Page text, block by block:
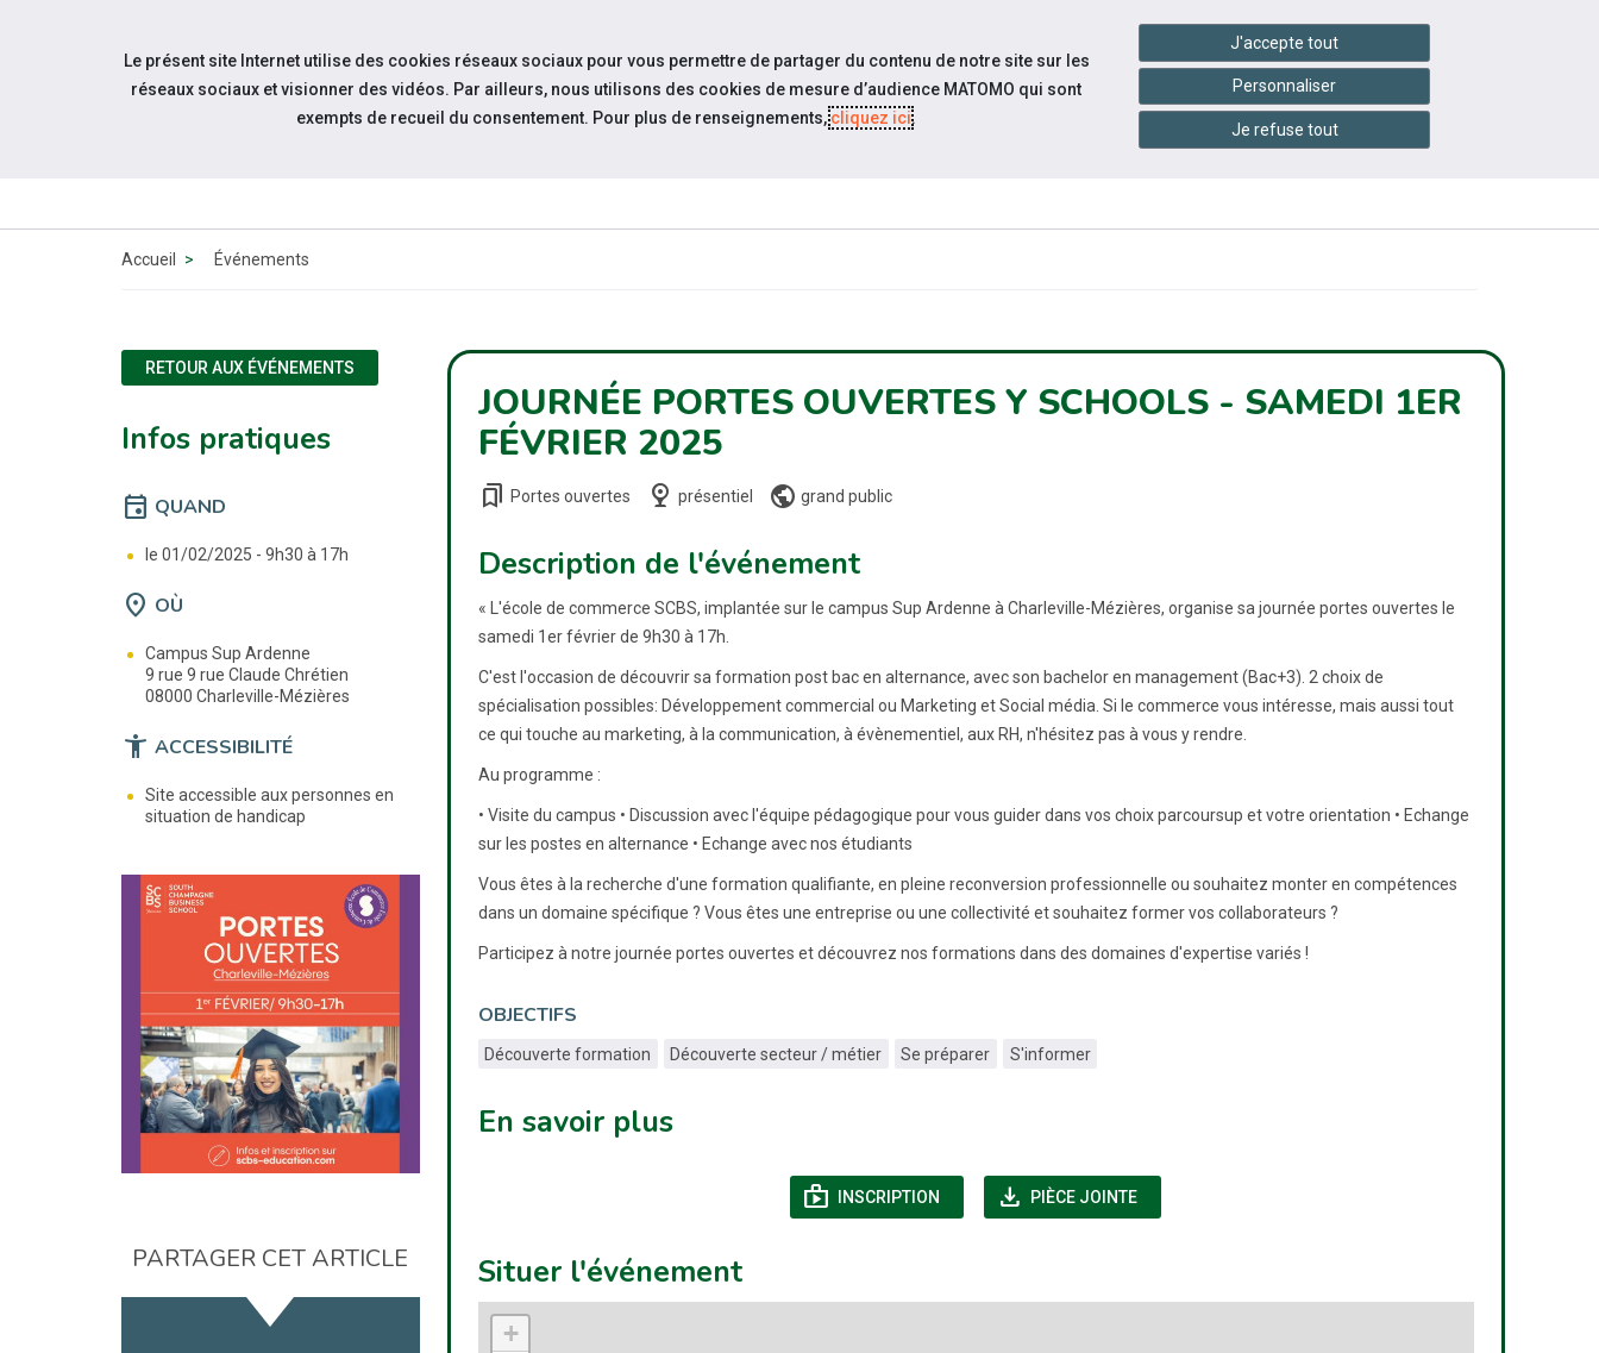
Aller au contenu
Accessibilité handshake Services en ligne
QUI
ESPACE
PRATIQUES
CONTACTEZ-
NOUS
FLASH
Accueil Événements
JOURNÉE PORTES OUVERTES Y SCHOOLS - SAMEDI 1ER
FÉVRIER 2025
bookmarks Portes ouvertes nest_cam_indoor présentiel public grand public
Description de l'événement
« L'école de commerce SCBS, implantée sur le campus Sup Ardenne à Charleville-Mézières, organise sa journée portes ouvertes le
samedi 1er février de 9h30 à 17h.
C'est l'occasion de découvrir sa formation post bac en alternance, avec son bachelor en management (Bac+3). 2 choix de
spécialisation possibles: Développement commercial ou Marketing et Social média. Si le commerce vous intéresse, mais aussi tout
ce qui touche au marketing, à la communication, à évènementiel, aux RH, n'hésitez pas à vous y rendre.
Au programme :
• Visite du campus • Discussion avec l'équipe pédagogique pour vous guider dans vos choix parcoursup et votre orientation • Echange
sur les postes en alternance • Echange avec nos étudiants
Vous êtes à la recherche d'une formation qualifiante, en pleine reconversion professionnelle ou souhaitez monter en compétences
dans un domaine spécifique ? Vous êtes une entreprise ou une collectivité et souhaitez former vos collaborateurs ?
Participez à notre journée portes ouvertes et découvrez nos formations dans des domaines d'expertise variés !
OBJECTIFS
Découverte formation Découverte secteur / métier Se préparer S'informer
En savoir plus
shop INSCRIPTION(NOUVELLE FENÊTRE)
download PIÈCE JOINTE(NOUVELLE FENÊTRE)
Situer l'événement
+
RETOUR AUX ÉVÉNEMENTS
Infos pratiques
event QUAND
le 01/02/2025 - 9h30 à 17h
location_on OÙ
Campus Sup Ardenne
9 rue 9 rue Claude Chrétien
08000 Charleville-Mézières
accessibility_new ACCESSIBILITÉ
Site accessible aux personnes en
situation de handicap
PARTAGER CET ARTICLE
Le présent site Internet utilise des cookies réseaux sociaux pour vous permettre de partager du contenu de notre site sur les
réseaux sociaux et visionner des vidéos. Par ailleurs, nous utilisons des cookies de mesure d’audience MATOMO qui sont
exempts de recueil du consentement. Pour plus de renseignements,cliquez ici.
J'accepte tout
Personnaliser
Je refuse tout